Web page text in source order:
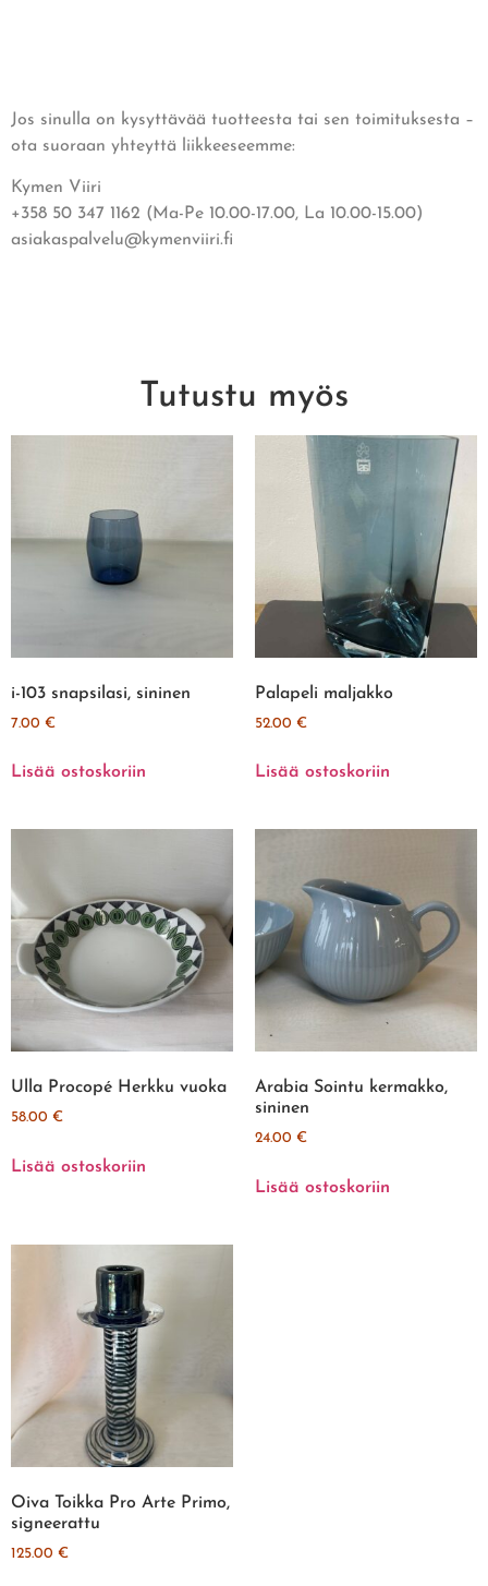
Jos sinulla on kysyttävää tuotteesta tai sen toimituksesta –
ota suoraan yhteyttä liikkeeseemme:
Kymen Viiri
+358 50 347 1162 (Ma-Pe 10.00-17.00, La 10.00-15.00)
asiakaspalvelu@kymenviiri.fi
Tutustu myös
i-103 snapsilasi, sininen
7.00 €
Lisää ostoskoriin
Palapeli maljakko
52.00 €
Lisää ostoskoriin
Ulla Procopé Herkku vuoka
58.00 €
Lisää ostoskoriin
Arabia Sointu kermakko,
sininen
24.00 €
Lisää ostoskoriin
Oiva Toikka Pro Arte Primo,
signeerattu
125.00 €